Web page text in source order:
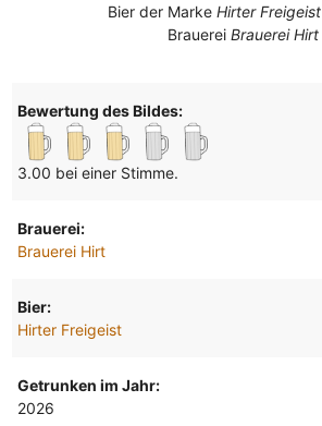
Bier der MarkeHirter Freigeist
BrauereiBrauerei Hirt
Bewertung des Bildes:
3.00 bei einer Stimme.
Brauerei:
Brauerei Hirt
Bier:
Hirter Freigeist
Getrunken im Jahr:
2026